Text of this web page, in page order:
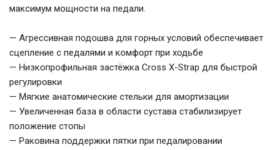
максимум мощности на педали.
— Агрессивная подошва для горных условий обеспечивает
сцепление с педалями и комфорт при ходьбе
— Низкопрофильная застёжка Cross X-Strap для быстрой
регулировки
— Мягкие анатомические стельки для амортизации
— Увеличенная база в области сустава стабилизирует
положение стопы
— Раковина поддержки пятки при педалировании